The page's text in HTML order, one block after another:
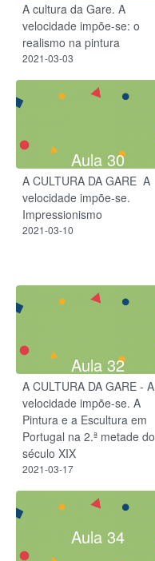
A cultura da Gare. A
velocidade impõe-se: o
realismo na pintura
2021-03-03
Aula 30
A CULTURA DA GARE ​ A
velocidade impõe-se​.
Impressionismo​
2021-03-10
Aula 32
A CULTURA DA GARE - A
velocidade impõe-se. A
Pintura e a Escultura em
Portugal na 2.ª metade do
século XIX
2021-03-17
Aula 34